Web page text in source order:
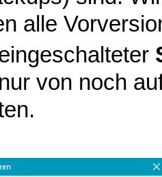
alle
von noch